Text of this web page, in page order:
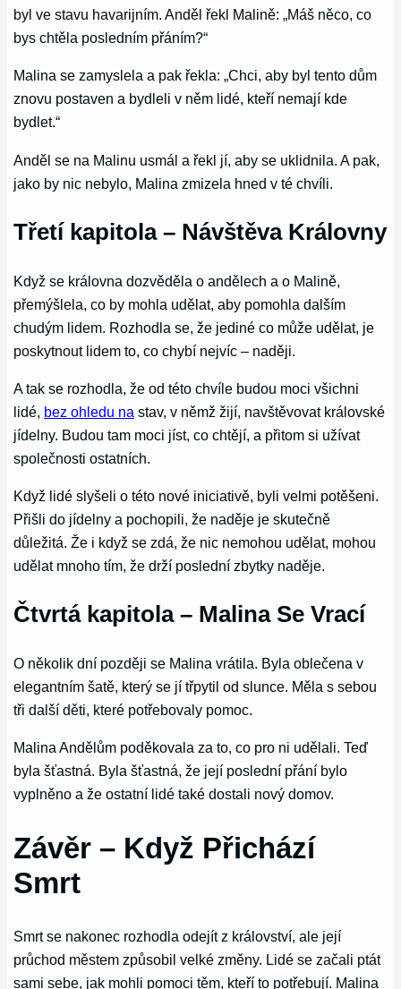
byl ve stavu havarijním. Anděl řekl Malině: „Máš něco, co
bys chtěla posledním přáním?“
Malina se zamyslela a pak řekla: „Chci, aby byl tento dům
znovu postaven a bydleli v něm lidé, kteří nemají kde
bydlet.“
Anděl se na Malinu usmál a řekl jí, aby se uklidnila. A pak,
jako by nic nebylo, Malina zmizela hned v té chvíli.
Třetí kapitola – Návštěva Královny
Když se královna dozvěděla o andělech a o Malině,
přemýšlela, co by mohla udělat, aby pomohla dalším
chudým lidem. Rozhodla se, že jediné co může udělat, je
poskytnout lidem to, co chybí nejvíc – naději.
A tak se rozhodla, že od této chvíle budou moci všichni
lidé, bez ohledu na stav, v němž žijí, navštěvovat královské
jídelny. Budou tam moci jíst, co chtějí, a přitom si užívat
společnosti ostatních.
Když lidé slyšeli o této nové iniciativě, byli velmi potěšeni.
Přišli do jídelny a pochopili, že naděje je skutečně
důležitá. Že i když se zdá, že nic nemohou udělat, mohou
udělat mnoho tím, že drží poslední zbytky naděje.
Čtvrtá kapitola – Malina Se Vrací
O několik dní později se Malina vrátila. Byla oblečena v
elegantním šatě, který se jí třpytil od slunce. Měla s sebou
tři další děti, které potřebovaly pomoc.
Malina Andělům poděkovala za to, co pro ni udělali. Teď
byla šťastná. Byla šťastná, že její poslední přání bylo
vyplněno a že ostatní lidé také dostali nový domov.
Závěr – Když Přichází
Smrt
Smrt se nakonec rozhodla odejít z království, ale její
průchod městem způsobil velké změny. Lidé se začali ptát
sami sebe, jak mohli pomoci těm, kteří to potřebují. Malina